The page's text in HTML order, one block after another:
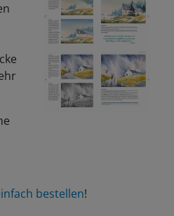
bestellen!